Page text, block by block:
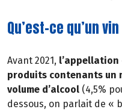
Qu’est-ce qu’un
Avant 2021, l’appellation
produits contenants un
volume d’alcool (4,5%
dessous, on parlait de «